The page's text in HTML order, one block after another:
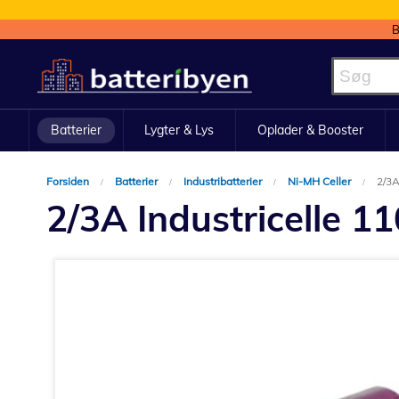
to
Content
Batterier Lygter & Lys Oplader & Booster
Forsiden Batterier Industribatterier Ni-MH Celler 2/
2/3A Industricelle